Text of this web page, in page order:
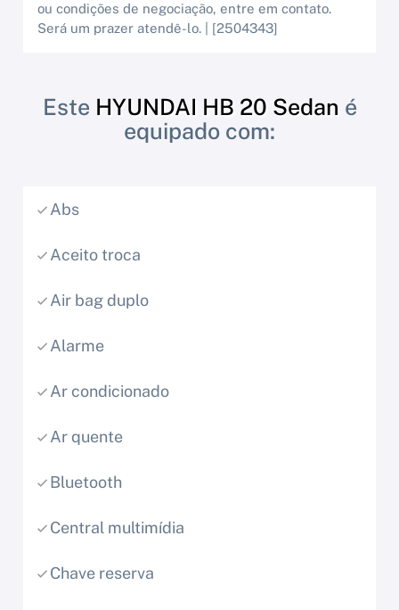
ou condições de negociação, entre em contato.
Será um prazer atendê-lo. | [2504343]
Este HYUNDAI HB 20 Sedan é
equipado com:
Abs
Aceito troca
Air bag duplo
Alarme
Ar condicionado
Ar quente
Bluetooth
Central multimídia
Chave reserva